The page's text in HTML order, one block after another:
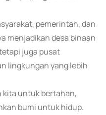
pemerintah, dan
menjadikan desa binaan
juga pusat
lingkungan yang lebih
kita untuk bertahan,
bumi untuk hidup.